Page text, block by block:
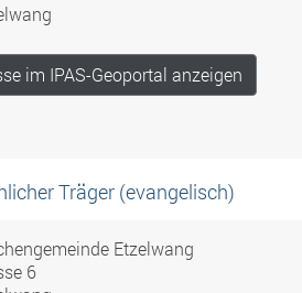
im IPAS-Geoportal anzeigen
Träger (evangelisch)
Etzelwang
6